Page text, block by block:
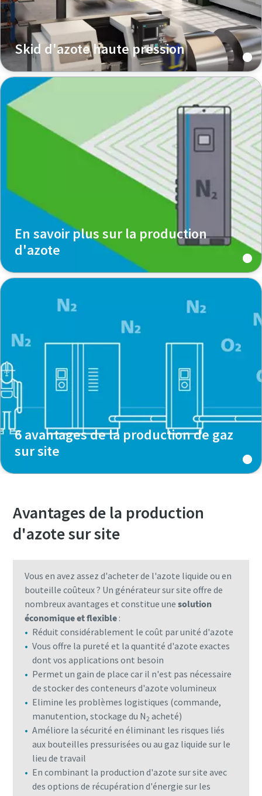
Skid d'azote haute pression
En savoir plus sur la production
d'azote
6 avantages de la production de gaz
sur site
Avantages de la production
d'azote sur site
Vous en avez assez d'acheter de l'azote liquide ou en
bouteille coûteux ? Un générateur sur site offre de
nombreux avantages et constitue une solution
économique et flexible:
Réduit considérablement le coût par unité d'azote
Vous offre la pureté et la quantité d'azote exactes
dont vos applications ont besoin
Permet un gain de place car il n'est pas nécessaire
de stocker des conteneurs d'azote volumineux
Elimine les problèmes logistiques (commande,
manutention, stockage du N2 acheté)
Améliore la sécurité en éliminant les risques liés
aux bouteilles pressurisées ou au gaz liquide sur le
lieu de travail
En combinant la production d'azote sur site avec
des options de récupération d'énergie sur les